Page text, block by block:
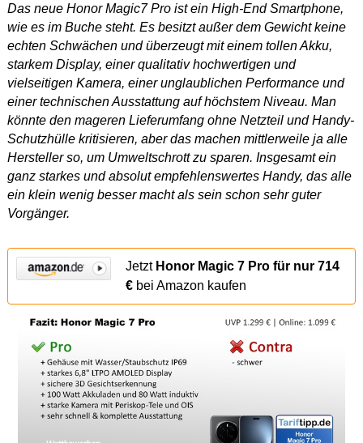
Das neue Honor Magic7 Pro ist ein High-End Smartphone,
wie es im Buche steht. Es besitzt außer dem Gewicht keine
echten Schwächen und überzeugt mit einem tollen Akku,
starkem Display, einer qualitativ hochwertigen und
vielseitigen Kamera, einer unglaublichen Performance und
einer technischen Ausstattung auf höchstem Niveau. Man
könnte den mageren Lieferumfang ohne Netzteil und Handy-
Schutzhülle kritisieren, aber das machen mittlerweile ja alle
Hersteller so, um Umweltschrott zu sparen. Insgesamt ein
ganz starkes und absolut empfehlenswertes Handy, das alle
ein klein wenig besser macht als sein schon sehr guter
Vorgänger.
Jetzt Honor Magic 7 Pro für nur 714
€bei Amazon kaufen